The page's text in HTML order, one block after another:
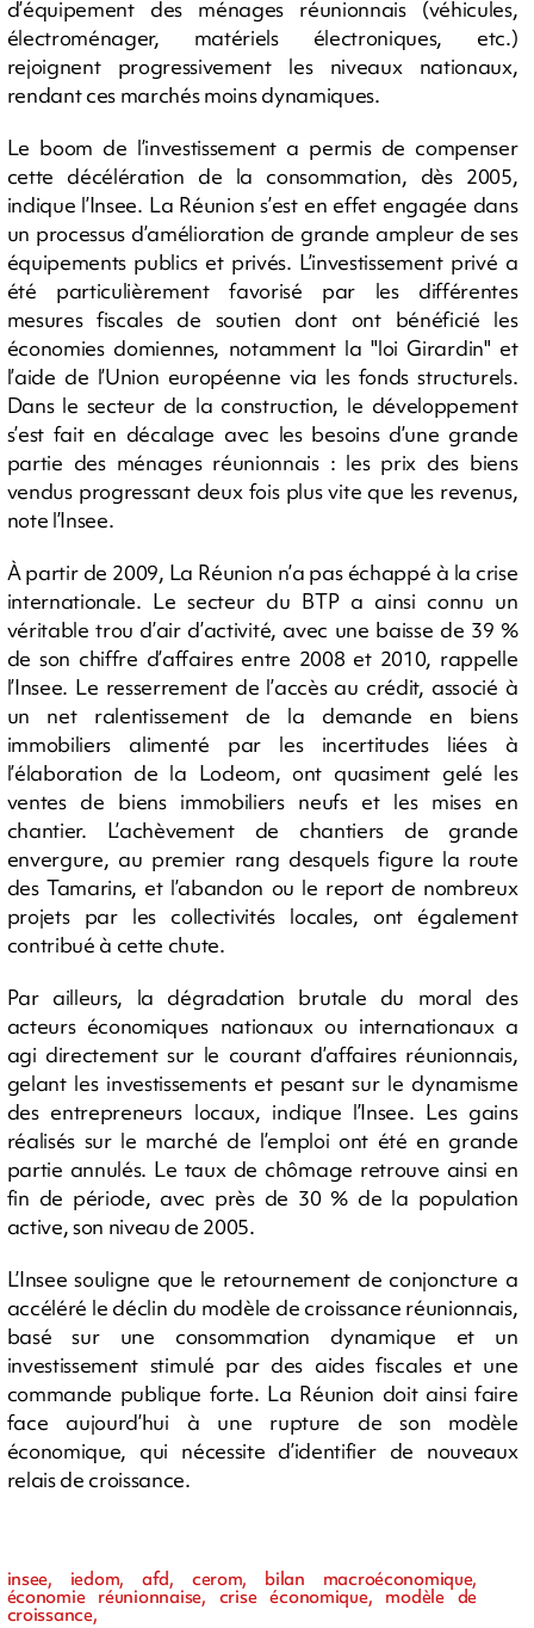
d’équipement des ménages réunionnais (véhicules,
électroménager, matériels électroniques, etc.)
rejoignent progressivement les niveaux nationaux,
rendant ces marchés moins dynamiques.
Le boom de l’investissement a permis de compenser
cette décélération de la consommation, dès 2005,
indique l’Insee. La Réunion s’est en effet engagée dans
un processus d’amélioration de grande ampleur de ses
équipements publics et privés. L’investissement privé a
été particulièrement favorisé par les différentes
mesures fiscales de soutien dont ont bénéficié les
économies domiennes, notamment la "loi Girardin" et
l’aide de l’Union européenne via les fonds structurels.
Dans le secteur de la construction, le développement
s’est fait en décalage avec les besoins d’une grande
partie des ménages réunionnais : les prix des biens
vendus progressant deux fois plus vite que les revenus,
note l’Insee.
À partir de 2009, La Réunion n’a pas échappé à la crise
internationale. Le secteur du BTP a ainsi connu un
véritable trou d’air d’activité, avec une baisse de 39 %
de son chiffre d’affaires entre 2008 et 2010, rappelle
l’Insee. Le resserrement de l’accès au crédit, associé à
un net ralentissement de la demande en biens
immobiliers alimenté par les incertitudes liées à
l’élaboration de la Lodeom, ont quasiment gelé les
ventes de biens immobiliers neufs et les mises en
chantier. L’achèvement de chantiers de grande
envergure, au premier rang desquels figure la route
des Tamarins, et l’abandon ou le report de nombreux
projets par les collectivités locales, ont également
contribué à cette chute.
Par ailleurs, la dégradation brutale du moral des
acteurs économiques nationaux ou internationaux a
agi directement sur le courant d’affaires réunionnais,
gelant les investissements et pesant sur le dynamisme
des entrepreneurs locaux, indique l’Insee. Les gains
réalisés sur le marché de l’emploi ont été en grande
partie annulés. Le taux de chômage retrouve ainsi en
fin de période, avec près de 30 % de la population
active, son niveau de 2005.
L’Insee souligne que le retournement de conjoncture a
accéléré le déclin du modèle de croissance réunionnais,
basé sur une consommation dynamique et un
investissement stimulé par des aides fiscales et une
commande publique forte. La Réunion doit ainsi faire
face aujourd’hui à une rupture de son modèle
économique, qui nécessite d’identifier de nouveaux
relais de croissance.
insee, iedom, afd, cerom, bilan macroéconomique,
économie réunionnaise, crise économique, modèle de
croissance,